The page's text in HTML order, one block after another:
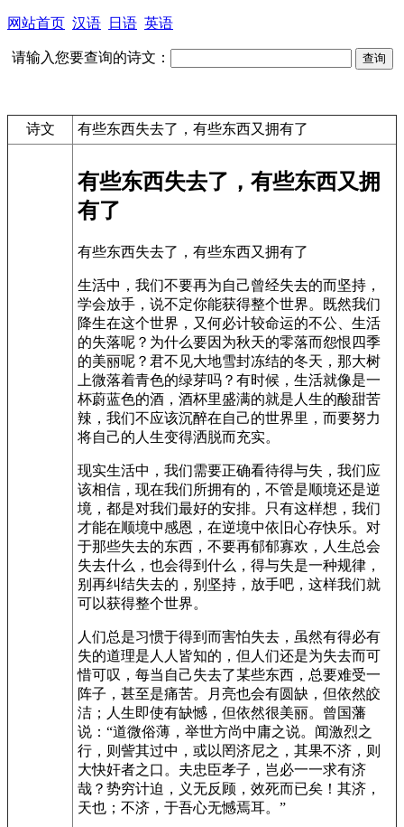
网站首页 汉语 日语 英语
请输入您要查询的诗文：
诗文 有些东西失去了，有些东西又拥有了
有些东西失去了，有些东西又拥
有了
有些东西失去了，有些东西又拥有了
生活中，我们不要再为自己曾经失去的而坚持，
学会放手，说不定你能获得整个世界。既然我们
降生在这个世界，又何必计较命运的不公、生活
的失落呢？为什么要因为秋天的零落而怨恨四季
的美丽呢？君不见大地雪封冻结的冬天，那大树
上微落着青色的绿芽吗？有时候，生活就像是一
杯蔚蓝色的酒，酒杯里盛满的就是人生的酸甜苦
辣，我们不应该沉醉在自己的世界里，而要努力
将自己的人生变得洒脱而充实。
现实生活中，我们需要正确看待得与失，我们应
该相信，现在我们所拥有的，不管是顺境还是逆
境，都是对我们最好的安排。只有这样想，我们
才能在顺境中感恩，在逆境中依旧心存快乐。对
于那些失去的东西，不要再郁郁寡欢，人生总会
失去什么，也会得到什么，得与失是一种规律，
别再纠结失去的，别坚持，放手吧，这样我们就
可以获得整个世界。
人们总是习惯于得到而害怕失去，虽然有得必有
失的道理是人人皆知的，但人们还是为失去而可
惜可叹，每当自己失去了某些东西，总要难受一
阵子，甚至是痛苦。月亮也会有圆缺，但依然皎
洁；人生即使有缺憾，但依然很美丽。曾国藩
说：“道微俗薄，举世方尚中庸之说。闻激烈之
行，则訾其过中，或以罔济尼之，其果不济，则
大快奸者之口。夫忠臣孝子，岂必一一求有济
哉？势穷计迫，义无反顾，效死而已矣！其济，
天也；不济，于吾心无憾焉耳。”